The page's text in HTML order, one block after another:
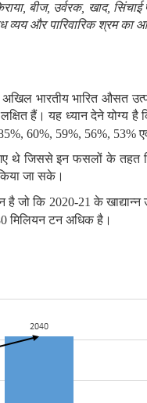
बीज, उर्वरक, खाद,
और पारिवारिक श्रम का
अखिल भारतीय भारित औसत
हैं। यह ध्यान देने योग्य
60%, 59%, 56%, 53%
थे जिससे इन फसलों के तहत
जा सके।
है जो कि 2020-21 के
मिलियन टन अधिक है।